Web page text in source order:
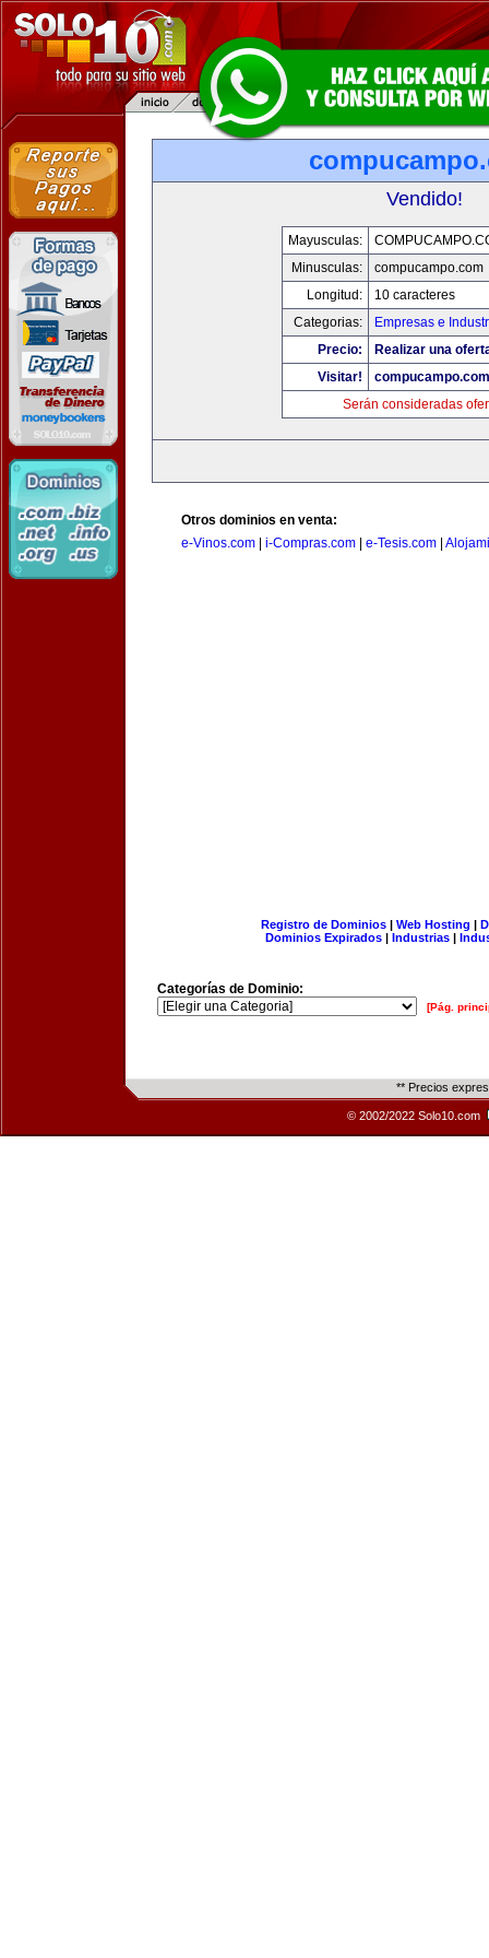
Vendido!
Mayusculas:
Minusculas:
compucampo.com
Longitud:
10 caracteres
Categorias:
Empresas e
Precio:
Realizar una
Visitar!
compucampo.com
Serán consideradas
Otros dominios en venta:
e-Vinos.com
i-Compras.com e-Tesis.com
Registro de Dominios| Web Hosting |
Dominios Expirados | Industrias |
Categorías de Dominio:
[Pág.
** Precios
© 2002/2022 Solo10.com